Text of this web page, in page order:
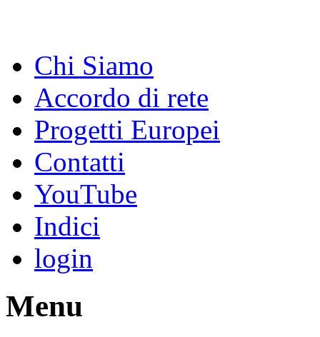
Chi Siamo
Accordo di rete
Progetti Europei
Contatti
YouTube
Indici
login
Menu